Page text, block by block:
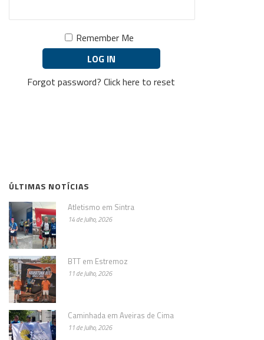
Remember Me
Forgot password?Click here to reset
ÚLTIMAS NOTÍCIAS
Atletismo em Sintra
14 de Julho, 2026
BTT em Estremoz
11 de Julho, 2026
Caminhada em Aveiras de Cima
11 de Julho, 2026